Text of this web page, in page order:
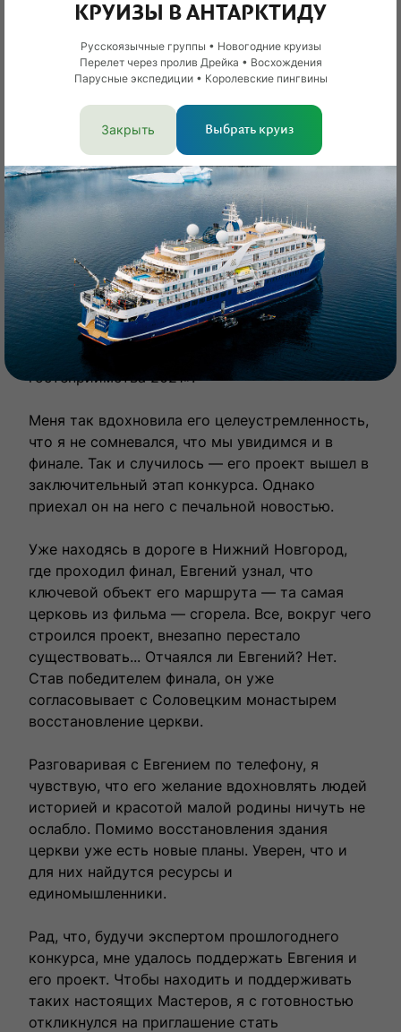
Основатель и генеральный директор
RussiaDiscovery Вадим Мамонтов на финале
конкурса «Мастера гостеприимства — 2021» в
Нижнем Новгороде
«Помните церковь из фильма «Остров» Павла
Лунгина? Вокруг нее Евгений построил очень
интересный маршрут, с которым стал одним
гостеприимства 2021».
Меня так вдохновила его целеустремленность,
что я не сомневался, что мы увидимся и в
финале. Так и случилось — его проект вышел в
заключительный этап конкурса. Однако
приехал он на него с печальной новостью.
Уже находясь в дороге в Нижний Новгород,
где проходил финал, Евгений узнал, что
ключевой объект его маршрута — та самая
церковь из фильма — сгорела. Все, вокруг чего
строился проект, внезапно перестало
существовать... Отчаялся ли Евгений? Нет.
Став победителем финала, он уже
согласовывает с Соловецким монастырем
восстановление церкви.
Разговаривая с Евгением по телефону, я
чувствую, что его желание вдохновлять людей
историей и красотой малой родины ничуть не
ослабло. Помимо восстановления здания
церкви уже есть новые планы. Уверен, что и
для них найдутся ресурсы и
единомышленники.
Рад, что, будучи экспертом прошлогоднего
конкурса, мне удалось поддержать Евгения и
его проект. Чтобы находить и поддерживать
таких настоящих Мастеров, я с готовностью
откликнулся на приглашение стать
КРУИЗЫ В АНТАРКТИДУ
Русскоязычные группы • Новогодние круизы
Перелет через пролив Дрейка • Восхождения
Парусные экспедиции • Королевские пингвины
Закрыть Выбрать круиз